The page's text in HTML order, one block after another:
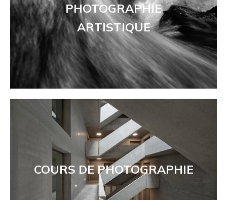
PHOTOGRAPHIE
ARTISTIQUE
COURS DE PHOTOGRAPHIE